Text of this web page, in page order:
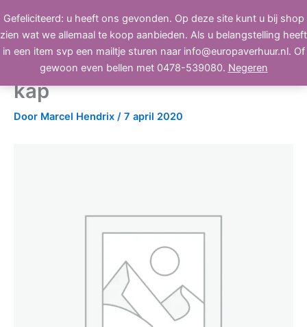
Gefeliciteerd: u heeft ons gevonden. Op deze site kunt u bij shop
zien wat we allemaal te koop aanbieden. Als u belangstelling heeft
in een item svp een mailtje sturen naar info@europaverhuur.nl. Of
gewoon even bellen met 0478-539080. Negeren
naar
de
inhoud
BEELD, GELUID, LICHT
Sennheiser MZW 201 plop
kap
Door Marcel Hendrix / 7 april 2020